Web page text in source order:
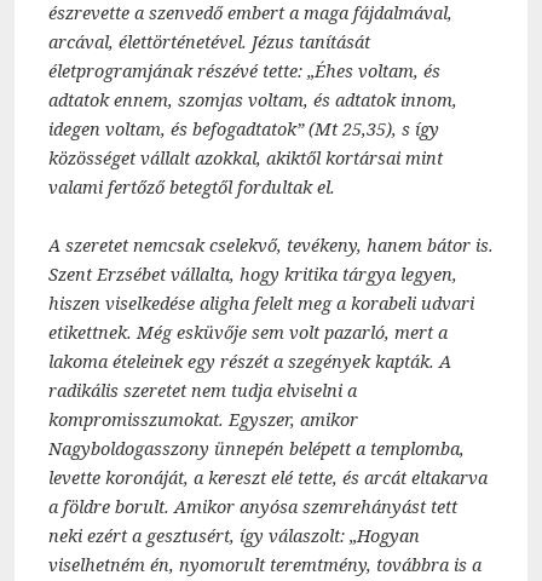
észrevette a szenvedő embert a maga fájdalmával,
arcával, élettörténetével. Jézus tanítását
életprogramjának részévé tette: „Éhes voltam, és
adtatok ennem, szomjas voltam, és adtatok innom,
idegen voltam, és befogadtatok” (Mt 25,35), s így
közösséget vállalt azokkal, akiktől kortársai mint
valami fertőző betegtől fordultak el.
A szeretet nemcsak cselekvő, tevékeny, hanem bátor is.
Szent Erzsébet vállalta, hogy kritika tárgya legyen,
hiszen viselkedése aligha felelt meg a korabeli udvari
etikettnek. Még esküvője sem volt pazarló, mert a
lakoma ételeinek egy részét a szegények kapták. A
radikális szeretet nem tudja elviselni a
kompromisszumokat. Egyszer, amikor
Nagyboldogasszony ünnepén belépett a templomba,
levette koronáját, a kereszt elé tette, és arcát eltakarva
a földre borult. Amikor anyósa szemrehányást tett
neki ezért a gesztusért, így válaszolt: „Hogyan
viselhetném én, nyomorult teremtmény, továbbra is a